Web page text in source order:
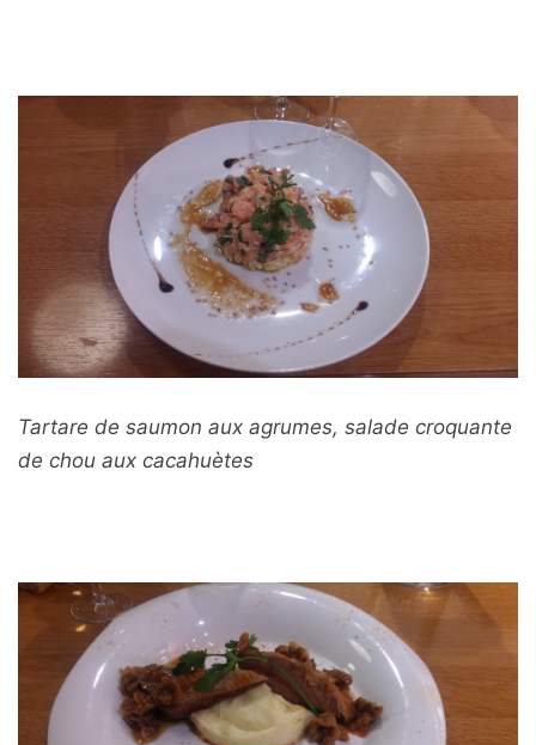
Tartare de saumon aux agrumes, salade croquante
de chou aux cacahuètes